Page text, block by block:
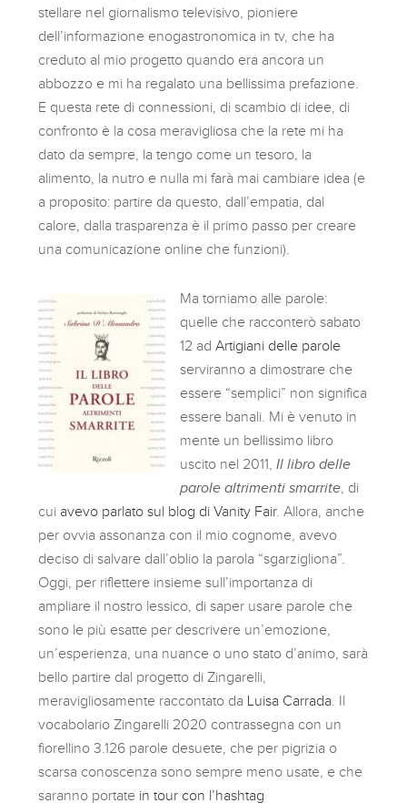
stellare nel giornalismo televisivo, pioniere
dell’informazione enogastronomica in tv, che ha
creduto al mio progetto quando era ancora un
abbozzo e mi ha regalato una bellissima prefazione.
E questa rete di connessioni, di scambio di idee, di
confronto è la cosa meravigliosa che la rete mi ha
dato da sempre, la tengo come un tesoro, la
alimento, la nutro e nulla mi farà mai cambiare idea (e
a proposito: partire da questo, dall’empatia, dal
calore, dalla trasparenza è il primo passo per creare
una comunicazione online che funzioni).
Ma torniamo alle parole:
quelle che racconterò sabato
12 adArtigiani delle parole
serviranno a dimostrare che
essere “semplici” non significa
essere banali. Mi è venuto in
mente un bellissimo libro
uscito nel 2011,Il libro delle
parole altrimenti smarrite , di
cui avevo parlato sul blog di Vanity Fair. Allora, anche
per ovvia assonanza con il mio cognome, avevo
deciso di salvare dall’oblio la parola “sgarzigliona”.
Oggi, per riflettere insieme sull’importanza di
ampliare il nostro lessico, di saper usare parole che
sono le più esatte per descrivere un’emozione,
un’esperienza, una nuance o uno stato d’animo, sarà
bello partire dal progetto di Zingarelli,
meravigliosamente raccontato da Luisa Carrada . Il
vocabolario Zingarelli 2020 contrassegna con un
fiorellino 3.126 parole desuete, che per pigrizia o
scarsa conoscenza sono sempre meno usate, e che
saranno portate in tour con l’hashtag